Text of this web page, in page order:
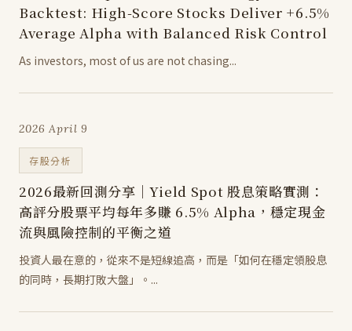
Backtest: High-Score Stocks Deliver +6.5%
Average Alpha with Balanced Risk Control
As investors, most of us are not chasing...
2026 April 9
存股分析
2026最新回測分享｜Yield Spot 股息策略實測：
高評分股票平均每年多賺 6.5% Alpha，穩定現金
流與風險控制的平衡之道
投資人最在意的，從來不是短線追高，而是「如何在穩定領股息
的同時，長期打敗大盤」。...